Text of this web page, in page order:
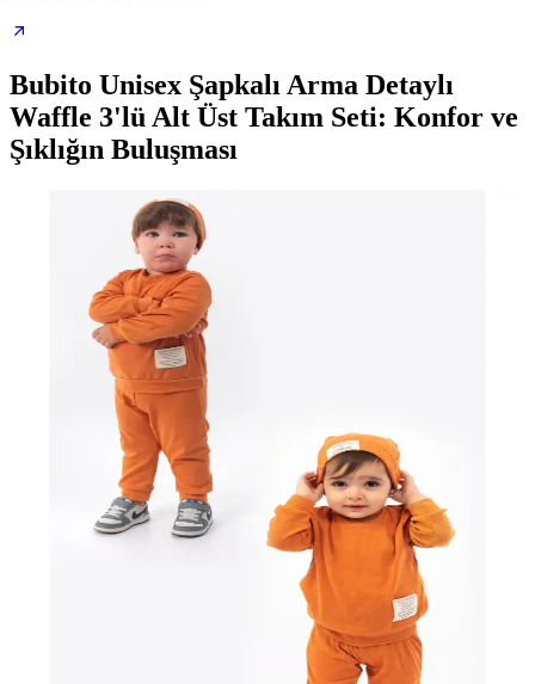
Bubito Unisex Şapkalı Arma Detaylı
Waffle 3'lü Alt Üst Takım Seti: Konfor ve
Şıklığın Buluşması